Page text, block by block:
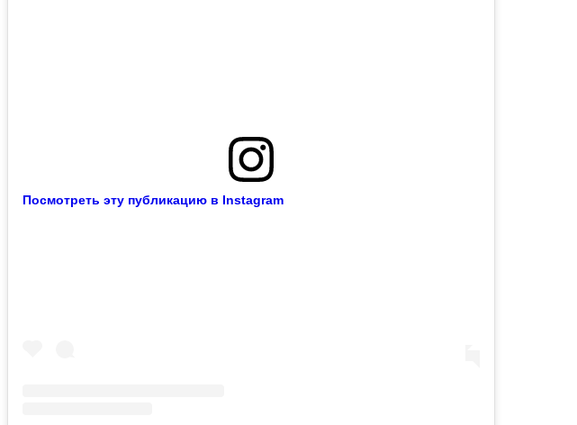
Посмотреть эту публикацию в Instagram